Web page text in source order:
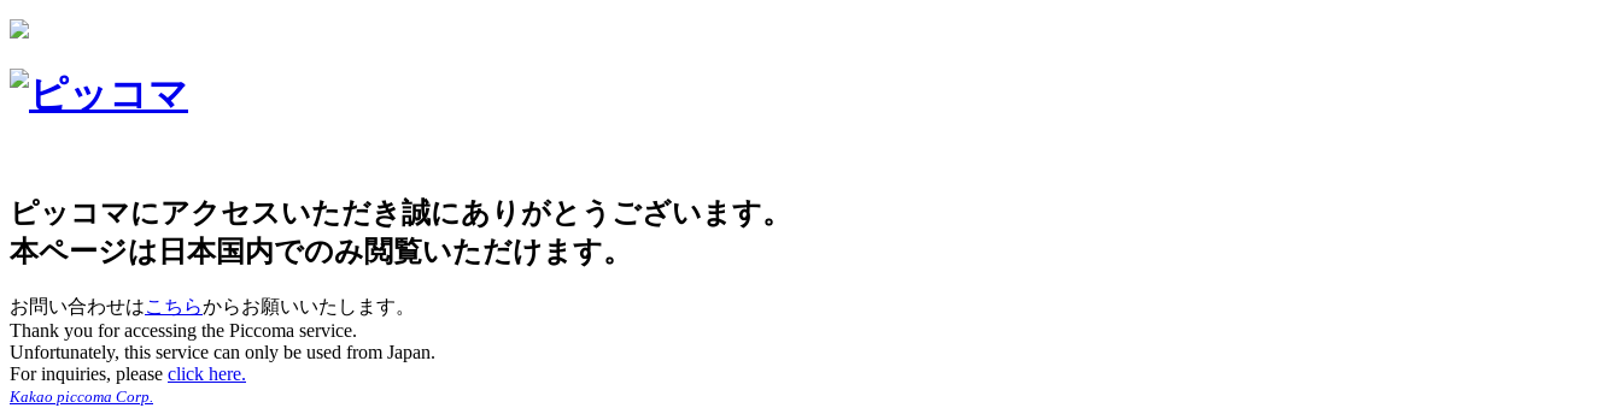
ピッコマにアクセスいただき誠にありがとうございます。
本ページは日本国内でのみ閲覧いただけます。
お問い合わせはこちらからお願いいたします。
Thank you for accessing the Piccoma service.
Unfortunately, this service can only be used from Japan.
For inquiries, please click here.
Kakao piccoma Corp.